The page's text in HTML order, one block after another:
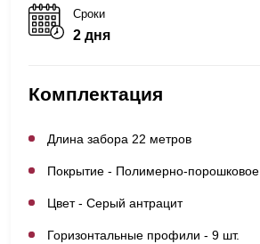
Сроки
2 дня
Комплектация
Длина забора 22 метров
Покрытие - Полимерно-порошковое
Цвет - Серый антрацит
Горизонтальные профили - 9 шт.